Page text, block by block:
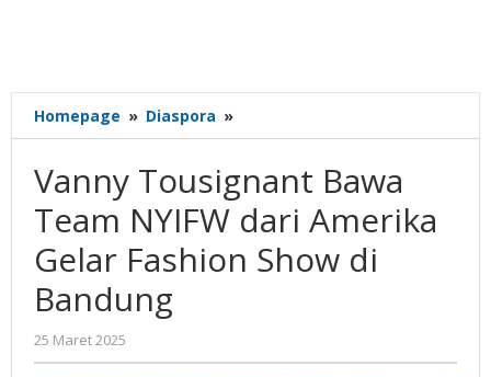
Homepage » Diaspora »
Tousignant
Team
NYIFW
dari
Amerika
Gelar
Bandung
Vanny Tousignant Bawa
Team NYIFW dari Amerika
Gelar Fashion Show di
Bandung
25 Maret 2025
Gatot